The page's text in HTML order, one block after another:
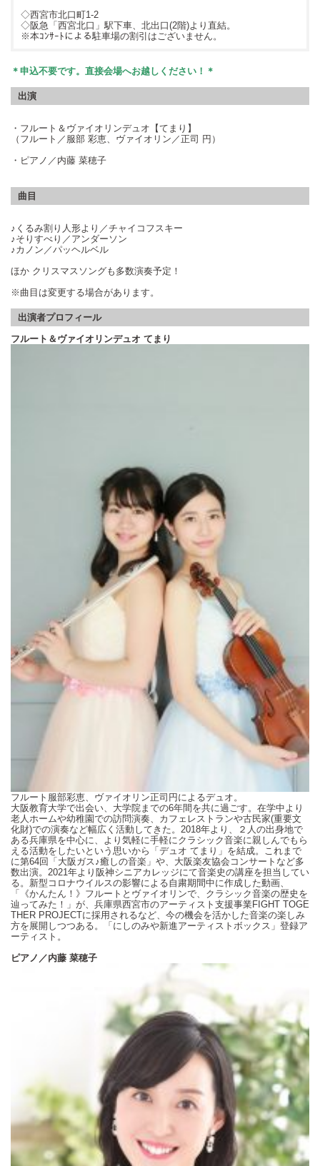
◇西宮市北口町1-2
◇阪急「西宮北口」駅下車、北出口(2階)より直結。
※本ｺﾝｻｰﾄによる駐車場の割引はございません。
＊申込不要です。直接会場へお越しください！＊
出演
・フルート＆ヴァイオリンデュオ【てまり】
（フルート／服部 彩恵、ヴァイオリン／正司 円）
・ピアノ／内藤 菜穂子
曲目
♪くるみ割り人形より／チャイコフスキー
♪そりすべり／アンダーソン
♪カノン／パッヘルベル
ほか クリスマスソングも多数演奏予定！
※曲目は変更する場合があります。
出演者プロフィール
フルート＆ヴァイオリンデュオ てまり
フルート服部彩恵、ヴァイオリン正司円によるデュオ。
大阪教育大学で出会い、大学院までの6年間を共に過ごす。在学中より
老人ホームや幼稚園での訪問演奏、カフェレストランや古民家(重要文
化財)での演奏など幅広く活動してきた。 2018年より、２人の出身地で
ある兵庫県を中心に、より気軽に手軽にクラシック音楽に親しんでもら
える活動をしたいという思いから「デュオ てまり」を結成。これまで
に第64回「大阪ガス♪癒しの音楽」や、大阪楽友協会コンサートなど多
数出演。 2021年より阪神シニアカレッジにて音楽史の講座を担当してい
る。新型コロナウイルスの影響による自粛期間中に作成した動画、
「《かんたん！》フルートとヴァイオリンで、クラシック音楽の歴史を
辿ってみた！」が、兵庫県西宮市のアーティスト支援事業FIGHT TOGE
THER PROJECTに採用されるなど、今の機会を活かした音楽の楽しみ
方を展開しつつある。「にしのみや新進アーティストボックス」登録ア
ーティスト。
ピアノ／内藤 菜穂子